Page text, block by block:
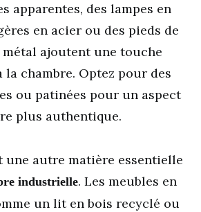
apparentes, des lampes en
en acier ou des pieds de
métal ajoutent une touche
chambre. Optez pour des
ou patinées pour un aspect
plus authentique.
une autre matière essentielle
industrielle. Les meubles en
un lit en bois recyclé ou